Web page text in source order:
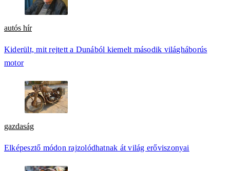
autós hír
Kiderült, mit rejtett a Dunából kiemelt második világháborús
motor
gazdaság
Elképesztő módon rajzolódhatnak át világ erőviszonyai